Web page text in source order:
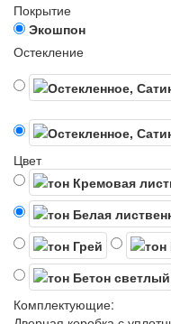
Покрытие
Экошпон
Остекление
Цвет
Комплектующие: